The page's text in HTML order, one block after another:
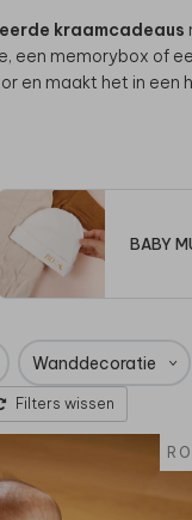
kraamcadeaus
een memorybox of
en maakt het in
BABY
Wanddecoratie
Filters wissen